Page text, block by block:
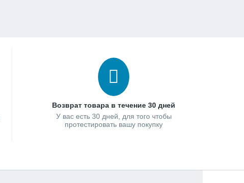
Возврат товара в течение 30 дней
У вас есть 30 дней, для того чтобы
протестировать вашу покупку